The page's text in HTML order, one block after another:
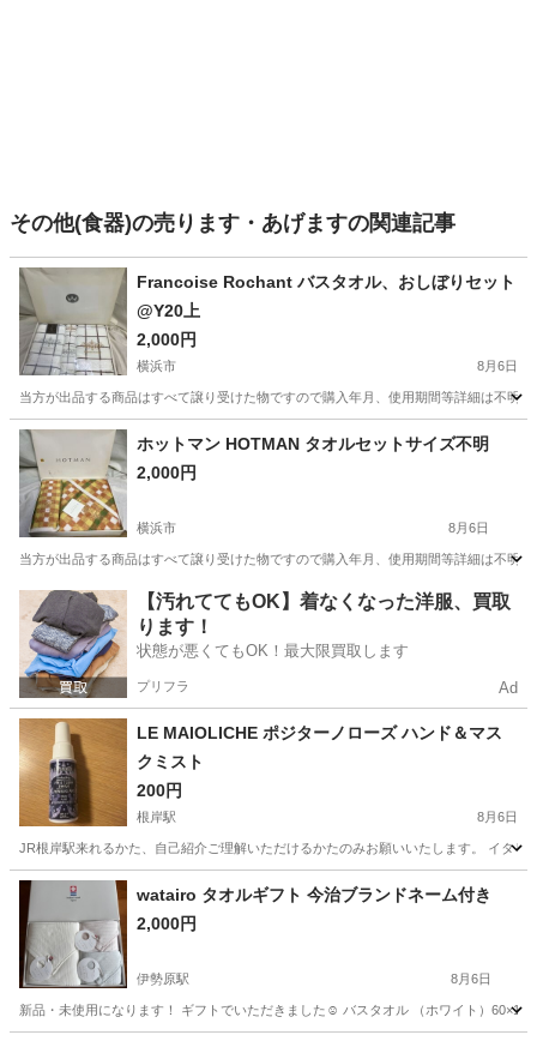
その他(食器)の売ります・あげますの関連記事
Francoise Rochant バスタオル、おしぼりセット
@Y20上
2,000円
横浜市 8月6日
当方が出品する商品はすべて譲り受けた物ですので購入年月、使用期間等詳細は不明
神奈川 横浜市 生活雑貨
ホットマン HOTMAN タオルセットサイズ不明
2,000円
横浜市 8月6日
当方が出品する商品はすべて譲り受けた物ですので購入年月、使用期間等詳細は不明
神奈川 横浜市 生活雑貨
【汚れててもOK】着なくなった洋服、買取
ります！
状態が悪くてもOK！最大限買取します
プリフラ Ad
LE MAIOLICHE ポジターノローズ ハンド＆マス
クミスト
200円
根岸駅 8月6日
JR根岸駅来れるかた、自己紹介ご理解いただけるかたのみお願いいたします。 イタ
神奈川 横浜市 芳香剤、消臭剤
watairo タオルギフト 今治ブランドネーム付き
2,000円
伊勢原駅 8月6日
新品・未使用になります！ ギフトでいただきました☺︎ バスタオル （ホワイト）